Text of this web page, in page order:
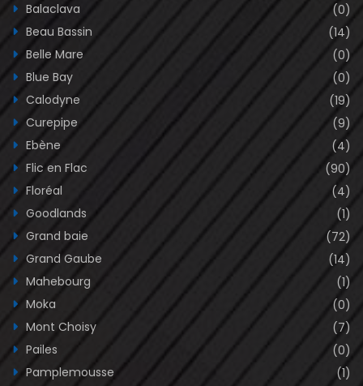
Balaclava
(0)
Beau Bassin
(14)
Belle Mare
(0)
Blue Bay
(0)
Calodyne
(19)
Curepipe
(9)
Ebène
(4)
Flic en Flac
(90)
Floréal
(4)
Goodlands
(1)
Grand baie
(72)
Grand Gaube
(14)
Mahebourg
(1)
Moka
(0)
Mont Choisy
(7)
Pailes
(0)
Pamplemousse
(1)